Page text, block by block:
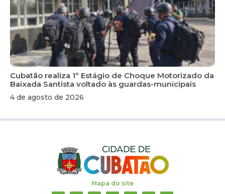
Cubatão realiza 1º Estágio de Choque Motorizado da
Baixada Santista voltado às guardas-municipais
4 de agosto de 2026
Mapa do site